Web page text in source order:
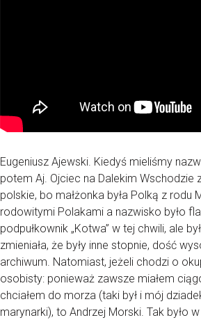
Eugeniusz Ajewski. Kiedyś mieliśmy
potem Aj. Ojciec na Dalekim Wschodzie
polskie, bo małżonka była Polką z rodu
rodowitymi Polakami a nazwisko było
podpułkownik „Kotwa” w tej chwili, ale
zmieniała, że były inne stopnie, dość
archiwum. Natomiast, jeżeli chodzi o
osobisty: ponieważ zawsze miałem
chciałem do morza (taki był i mój
marynarki), to Andrzej Morski. Tak było